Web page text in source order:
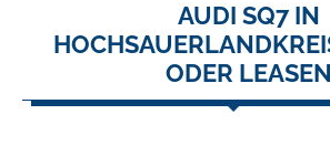
AUDI SQ7 IN
ODER LEASEN